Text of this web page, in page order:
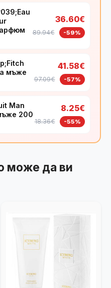
36.60€
89.94€ -59%
мъже
41.58€
97.09€ -57%
Man
200
8.25€
18.36€ -55%
може да ви